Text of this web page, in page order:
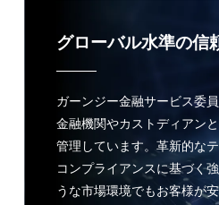
グローバル水準の信
ガーンジー金融サービス委
金融機関やカストディアン
管理しています。革新的な
コンプライアンスに基づく
うな市場環境でもお客様が